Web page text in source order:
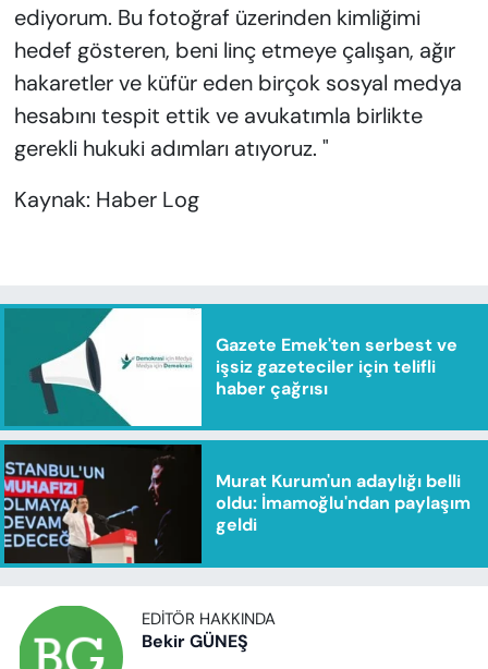
ediyorum. Bu fotoğraf üzerinden kimliğimi
hedef gösteren, beni linç etmeye çalışan, ağır
hakaretler ve küfür eden birçok sosyal medya
hesabını tespit ettik ve avukatımla birlikte
gerekli hukuki adımları atıyoruz. "
Kaynak: Haber Log
Gazete Emek'ten serbest ve
işsiz gazeteciler için telifli
haber çağrısı
Murat Kurum'un adaylığı belli
oldu: İmamoğlu'ndan paylaşım
geldi
EDITÖR HAKKINDA
Bekir GÜNEŞ